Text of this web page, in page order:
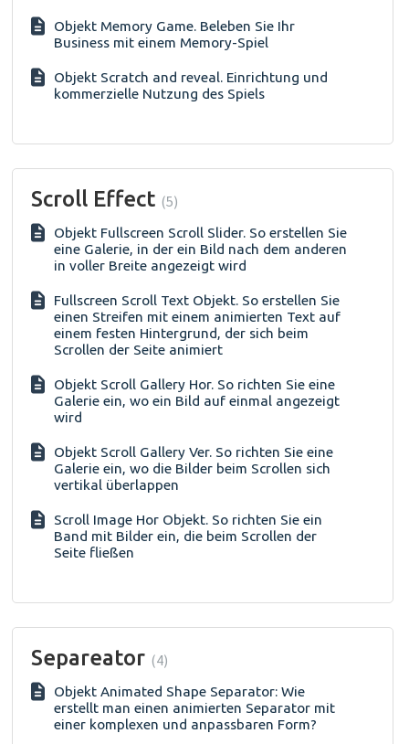
Objekt Memory Game. Beleben Sie Ihr
Business mit einem Memory-Spiel
Objekt Scratch and reveal. Einrichtung und
kommerzielle Nutzung des Spiels
Scroll Effect 5
Objekt Fullscreen Scroll Slider. So erstellen Sie
eine Galerie, in der ein Bild nach dem anderen
in voller Breite angezeigt wird
Fullscreen Scroll Text Objekt. So erstellen Sie
einen Streifen mit einem animierten Text auf
einem festen Hintergrund, der sich beim
Scrollen der Seite animiert
Objekt Scroll Gallery Hor. So richten Sie eine
Galerie ein, wo ein Bild auf einmal angezeigt
wird
Objekt Scroll Gallery Ver. So richten Sie eine
Galerie ein, wo die Bilder beim Scrollen sich
vertikal überlappen
Scroll Image Hor Objekt. So richten Sie ein
Band mit Bilder ein, die beim Scrollen der
Seite fließen
Separeator 4
Objekt Animated Shape Separator: Wie
erstellt man einen animierten Separator mit
einer komplexen und anpassbaren Form?